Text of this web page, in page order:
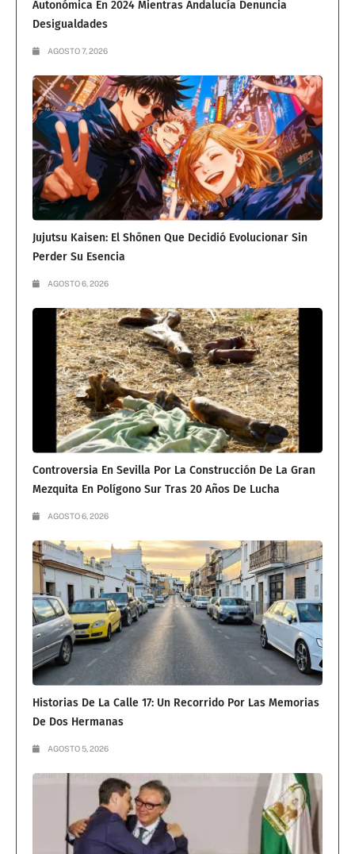
Autonómica En 2024 Mientras Andalucía Denuncia
Desigualdades
AGOSTO 7, 2026
Jujutsu Kaisen: El Shōnen Que Decidió Evolucionar Sin
Perder Su Esencia
AGOSTO 6, 2026
Controversia En Sevilla Por La Construcción De La Gran
Mezquita En Polígono Sur Tras 20 Años De Lucha
AGOSTO 6, 2026
Historias De La Calle 17: Un Recorrido Por Las Memorias
De Dos Hermanas
AGOSTO 5, 2026